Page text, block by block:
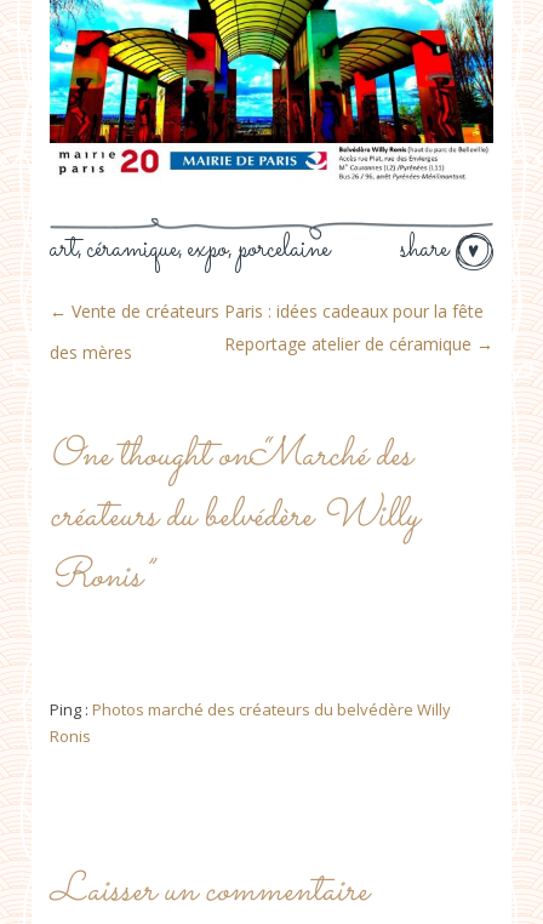
share
art, céramique, expo, porcelaine
← Vente de créateurs Paris : idées cadeaux pour la fête
des mères
Reportage atelier de céramique →
One thought on “Marché des
créateurs du belvédère Willy
Ronis”
Ping : Photos marché des créateurs du belvédère Willy
Ronis
Laisser un commentaire